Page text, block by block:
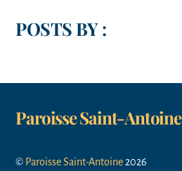
POSTS BY :
Paroisse Saint-Antoine
© Paroisse Saint-Antoine 2026